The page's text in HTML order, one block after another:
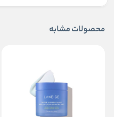
محصولات مشابه